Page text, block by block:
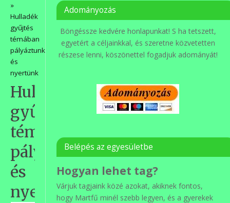
»
Hulladék
gyűjtés
témában
pályáztunk
és
nyertünk
Hulladék
gyűjtés
témában
pályáztunk
és
nyertünk
Adományozás
Böngéssze kedvére honlapunkat! S ha tetszett,
egyetért a céljainkkal, és szeretne közvetetten
részese lenni, köszönettel fogadjuk adományát!
Belépés az egyesületbe
Hogyan lehet tag?
Várjuk tagjaink közé azokat, akiknek fontos,
hogy Martfű minél szebb legyen, és a gyerekek